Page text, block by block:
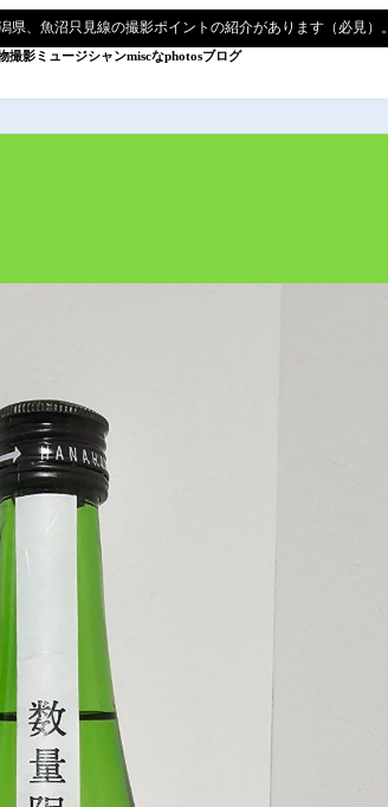
、魚沼只見線の撮影ポイントの紹介があります（必見）。
撮影ミュージシャンmiscなphotosブログ